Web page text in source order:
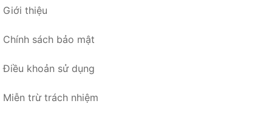
Giới thiệu
Chính sách bảo mật
Điều khoản sử dụng
Miễn trừ trách nhiệm